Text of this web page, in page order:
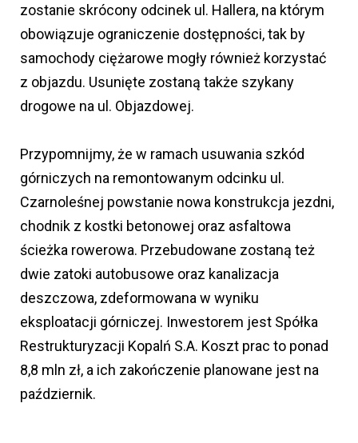
zostanie skrócony odcinek ul. Hallera, na którym
obowiązuje ograniczenie dostępności, tak by
samochody ciężarowe mogły również korzystać
z objazdu. Usunięte zostaną także szykany
drogowe na ul. Objazdowej.
Przypomnijmy, że w ramach usuwania szkód
górniczych na remontowanym odcinku ul.
Czarnoleśnej powstanie nowa konstrukcja jezdni,
chodnik z kostki betonowej oraz asfaltowa
ścieżka rowerowa. Przebudowane zostaną też
dwie zatoki autobusowe oraz kanalizacja
deszczowa, zdeformowana w wyniku
eksploatacji górniczej. Inwestorem jest Spółka
Restrukturyzacji Kopalń S.A. Koszt prac to ponad
8,8 mln zł, a ich zakończenie planowane jest na
październik.